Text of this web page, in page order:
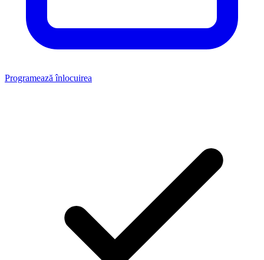
Programează înlocuirea